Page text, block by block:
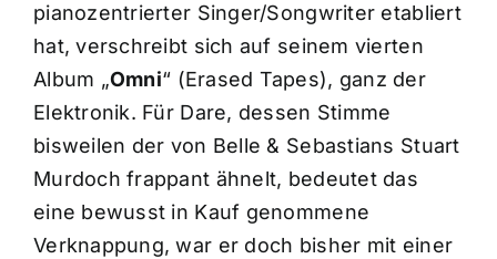
pianozentrierter Singer/Songwriter etabliert
hat, verschreibt sich auf seinem vierten
Album „Omni“ (Erased Tapes), ganz der
Elektronik. Für Dare, dessen Stimme
bisweilen der von Belle & Sebastians Stuart
Murdoch frappant ähnelt, bedeutet das
eine bewusst in Kauf genommene
Verknappung, war er doch bisher mit einer